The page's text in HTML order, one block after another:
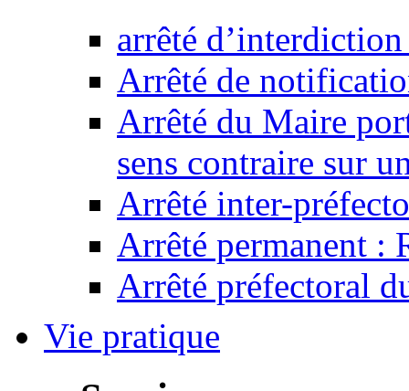
arrêté
Arrêté de
Arrêté du Maire
sens contraire sur
Arrêté inter-
Arrêté permanent :
Arrêté préfectoral
Vie pratique